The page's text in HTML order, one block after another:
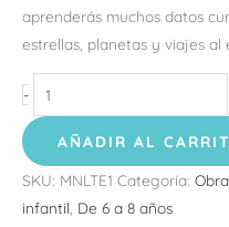
aprenderás muchos datos
estrellas, planetas y viajes al
-
AÑADIR AL
SKU: MNLTE1 Categoría:
infantil, De 6 a 8 años